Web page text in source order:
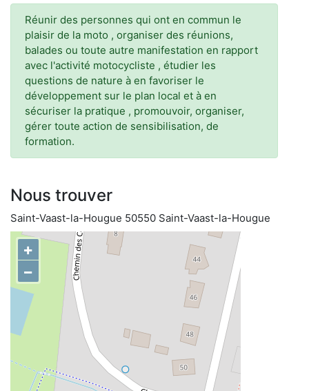
Réunir des personnes qui ont en commun le
plaisir de la moto , organiser des réunions,
balades ou toute autre manifestation en rapport
avec l'activité motocycliste , étudier les
questions de nature à en favoriser le
développement sur le plan local et à en
sécuriser la pratique , promouvoir, organiser,
gérer toute action de sensibilisation, de
formation.
Nous trouver
Saint-Vaast-la-Hougue 50550 Saint-Vaast-la-Hougue
+
−